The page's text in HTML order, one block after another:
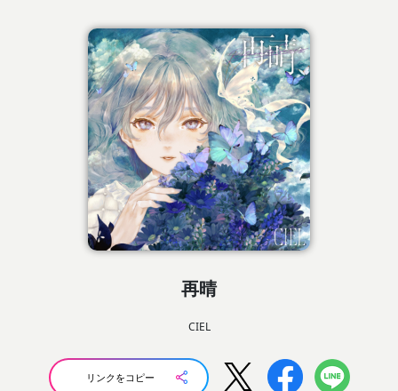
再晴
CIEL
リンクをコピー